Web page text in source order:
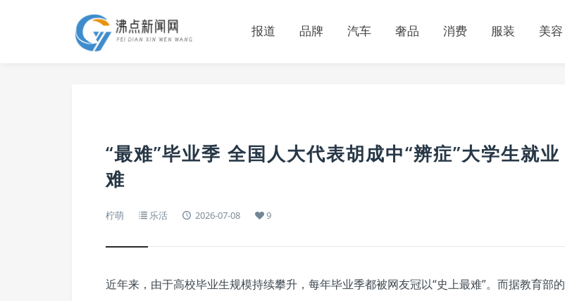
报道 品牌 汽车 奢品 消费 服装 美容
“最难”毕业季 全国人大代表胡成中“辨症”大学生就业
难
柠萌 乐活 2026-07-08 9
近年来，由于高校毕业生规模持续攀升，每年毕业季都被网友冠以“史上最难”。而据教育部的